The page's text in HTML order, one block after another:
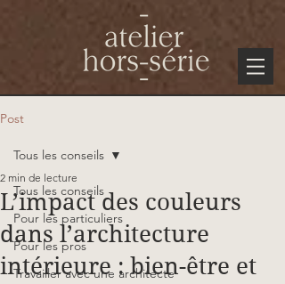
Post
Tous les conseils
Pour les particuliers
Pour les pros
Travailler avec une architecte
Tous les conseils
L’impact des couleurs
dans l’architecture
intérieure : bien-être et
2 min de lecture